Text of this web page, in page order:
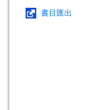
書目匯出